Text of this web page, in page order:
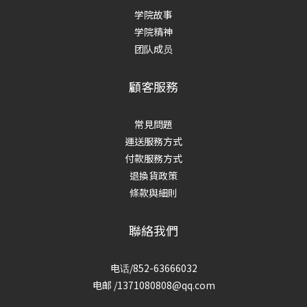
学院故事
学院精神
团队成员
顧客服務
常見問題
運送服務方式
付款服務方式
退換貨政策
條款與細則
聯絡我們
电话/852-63666032
电邮 /1371080808@qq.com